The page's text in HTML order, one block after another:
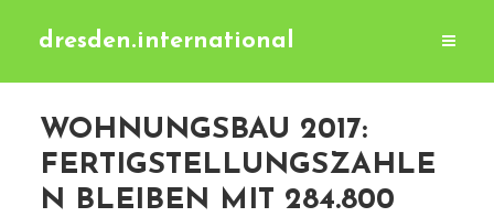
dresden.international
WOHNUNGSBAU 2017:
FERTIGSTELLUNGSZAHLE
N BLEIBEN MIT 284.800